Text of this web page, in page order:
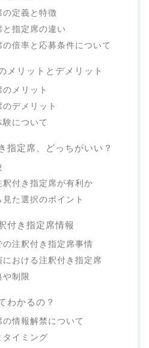
の定義と特徴
指定席の違い
倍率と応募条件について
メリットとデメリット
メリット
デメリット
について
指定席、どっちがいい？
釈付き指定席が有利か
た選択のポイント
付き指定席情報
の注釈付き指定席事情
における注釈付き指定席
や制限
わかるの？
情報解禁について
タイミング